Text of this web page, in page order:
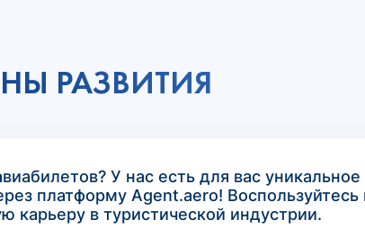
РАЗВИТИЯ
У нас есть для вас
платформу Agent.aero!
карьеру в туристической индустрии.